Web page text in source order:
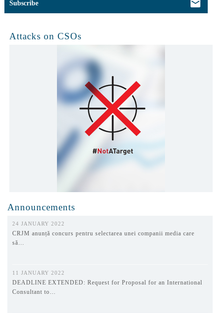
Attacks on CSOs
Announcements
24 JANUARY 2022
CRJM anunță concurs pentru selectarea unei companii media care
să…
11 JANUARY 2022
DEADLINE EXTENDED: Request for Proposal for an International
Consultant to…